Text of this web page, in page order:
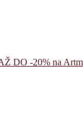
DO -20% na